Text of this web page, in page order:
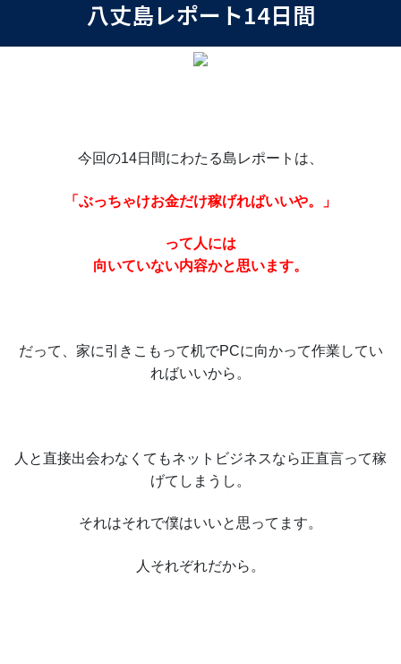
八丈島レポート14日間
今回の14日間にわたる島レポートは、
「ぶっちゃけお金だけ稼げればいいや。」
って人には
向いていない内容かと思います。
だって、家に引きこもって机でPCに向かって作業してい
ればいいから。
人と直接出会わなくてもネットビジネスなら正直言って稼
げてしまうし。
それはそれで僕はいいと思ってます。
人それぞれだから。